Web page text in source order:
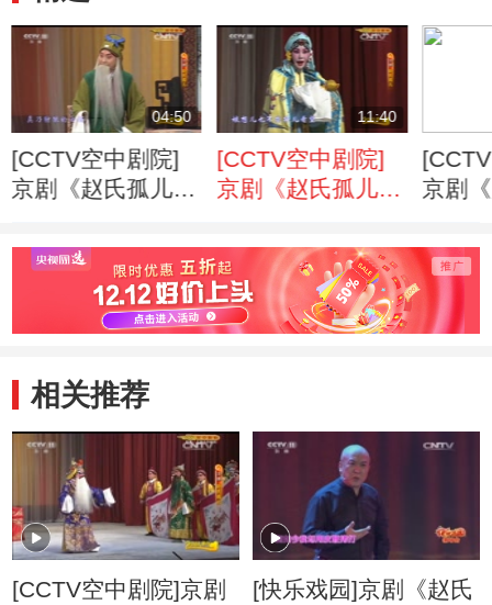
04:50
[CCTV空中剧院]
京剧《赵氏孤儿》
11:40
[CCTV空中剧院]
京剧《赵氏孤儿》
京剧
相关推荐
[CCTV空中剧院]京剧
[快乐戏园]京剧《赵氏